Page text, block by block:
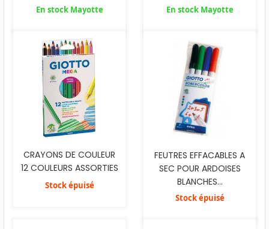
En stock Mayotte En stock Mayotte
CRAYONS DE COULEUR
12 COULEURS ASSORTIES
Stock épuisé
FEUTRES EFFACABLES A
SEC POUR ARDOISES
BLANCHES...
Stock épuisé